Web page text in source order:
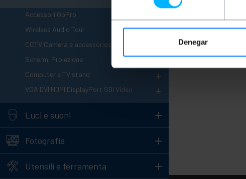
Denegar
Accessori GoPro
Wireless Audio Tour +
CCTV Camera e accessórios
Schermi Proiezione +
Computer e TV stand +
VGA DVI HDMI DisplayPort SDI Video +
Luci e suoni +
Fotografia +
Utensili e ferramenta +